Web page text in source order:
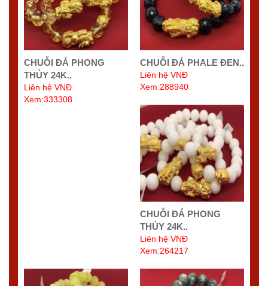
CHUỖI ĐÁ PHONG
THỦY 24K..
Liên hệ VNĐ
Xem:333308
CHUỖI ĐÁ PHALE ĐEN..
Liên hệ VNĐ
Xem:288940
CHUỖI ĐÁ PHONG
THỦY 24K..
Liên hệ VNĐ
Xem:264217